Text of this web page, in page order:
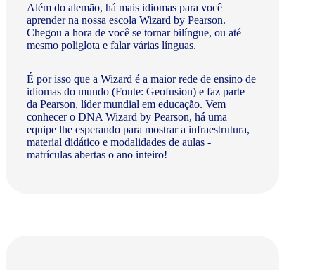
Além do alemão, há mais idiomas para você
aprender na nossa escola Wizard by Pearson.
Chegou a hora de você se tornar bilíngue, ou até
mesmo poliglota e falar várias línguas.
É por isso que a Wizard é a maior rede de ensino de
idiomas do mundo (Fonte: Geofusion) e faz parte
da Pearson, líder mundial em educação. Vem
conhecer o DNA Wizard by Pearson, há uma
equipe lhe esperando para mostrar a infraestrutura,
material didático e modalidades de aulas -
matrículas abertas o ano inteiro!